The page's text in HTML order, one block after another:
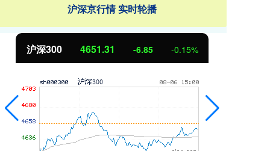
沪深京行情 实时轮播
北证50 1122.88 3.42 0.30%